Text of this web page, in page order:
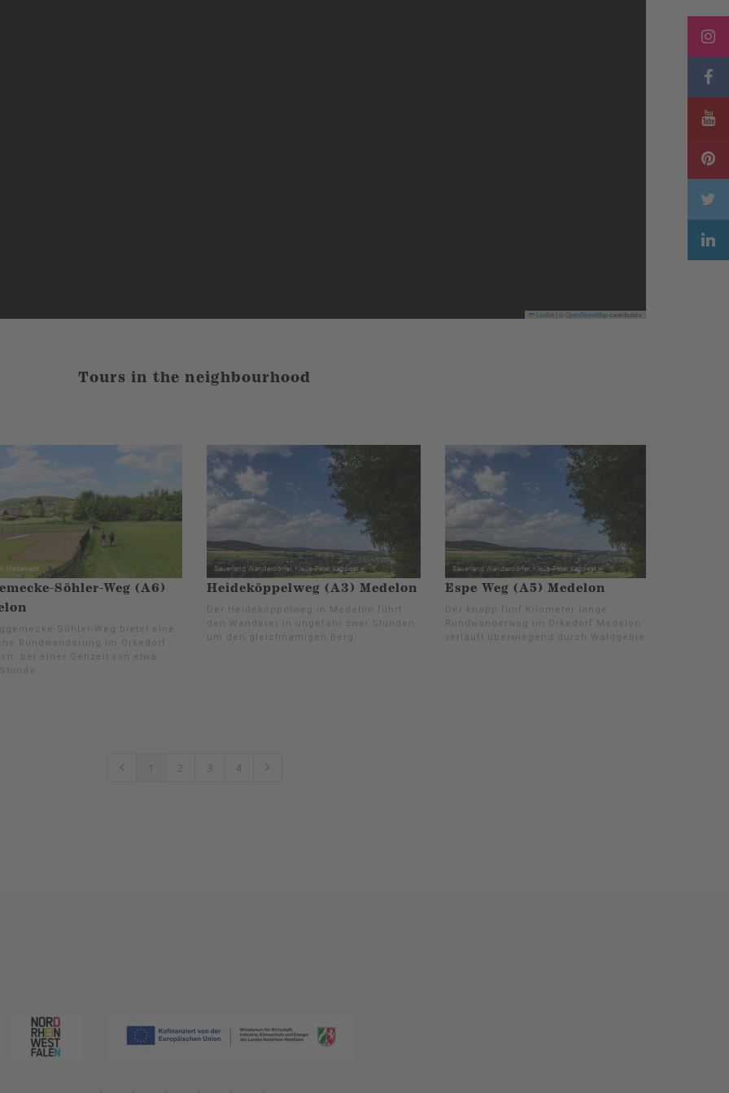
Leaflet OpenStreetMapcontributors
Tours in the neighbourhood
Söhler-Weg (A6)
Söhler-Weg bietet eine
Rundwanderung im Orkedorf
bei einer Gehzeit von etwa
Heideköppelweg (A3) Medelon
Der Heideköppelweg in Medelon führt
den Wanderer in ungefähr zwei Stunden
um den gleichnamigen Berg.
Espe Weg (A5) Medelon
Der knapp fünf Kilometer lange
Rundwanderweg im Orkedorf Medelon
verläuft überwiegend durch Waldgebiet.
1 2 3 4